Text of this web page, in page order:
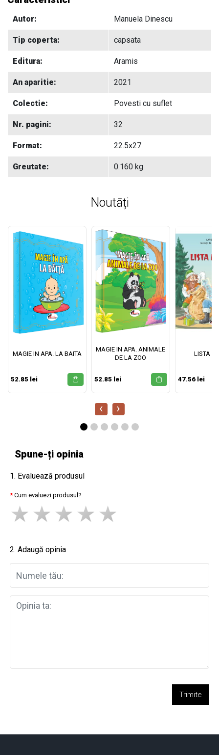
Autor: Manuela Dinescu
Tip coperta: capsata
Editura: Aramis
An aparitie: 2021
Colectie: Povesti cu suflet
Nr. pagini: 32
Format: 22.5x27
Greutate: 0.160 kg
Noutāți
MAGIE IN APA. LA BAITA
52.85 lei
MAGIE IN APA. ANIMALE
DE LA ZOO
52.85 lei
LISTA
47.56 lei
‹ ›
Spune-ți opinia
1. Evaluează produsul
Cum evaluezi produsul?
2. Adaugă opinia
Trimite